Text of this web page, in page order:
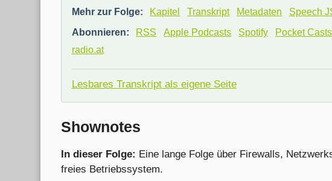
Mehr zur Folge: Kapitel Transkript Metadaten
Speech
Abonnieren:
RSS Apple Podcasts Spotify Pocket Casts
radio.at
Lesbares Transkript als eigene Seite
Shownotes
In dieser Folge: Eine lange Folge über Firewalls,
freies Betriebssystem.